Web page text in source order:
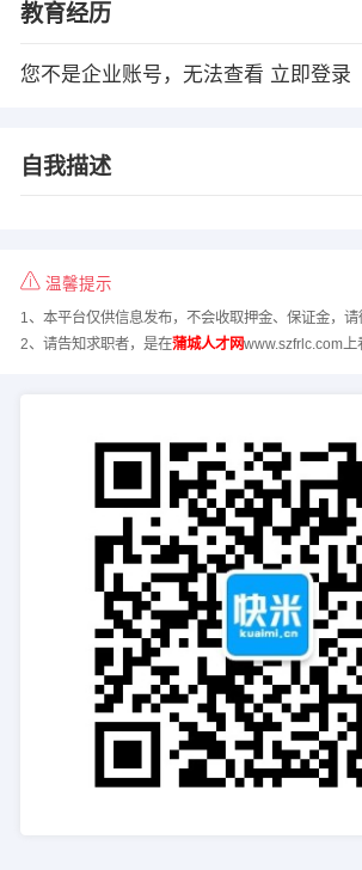
教育经历
您不是企业账号，无法查看 立即登录
自我描述
温馨提示
1、本平台仅供信息发布，不会收取押金、保证金，请
2、请告知求职者，是在蒲城人才网www.szfrlc.com上